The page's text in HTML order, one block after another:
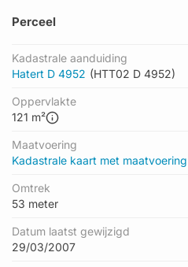
Perceel
Kadastrale aanduiding
Hatert D 4952 (HTT02 D 4952)
Oppervlakte
121 m²
Maatvoering
Kadastrale kaart met maatvoering
Omtrek
53 meter
Datum laatst gewijzigd
29/03/2007